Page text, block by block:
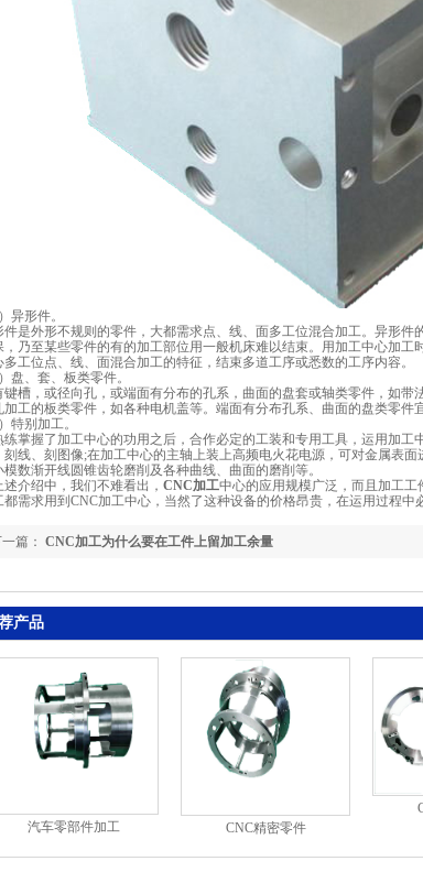
）异形件。
件是外形不规则的零件，大都需求点、线、面多工位混合加工。异形
，乃至某些零件的有的加工部位用一般机床难以结束。用加工中心加
多工位点、线、面混合加工的特征，结束多道工序或悉数的工序内容。
）盘、套、板类零件。
键槽，或径向孔，或端面有分布的孔系，曲面的盘套或轴类零件，如
加工的板类零件，如各种电机盖等。端面有分布孔系、曲面的盘类零件
）特别加工。
练掌握了加工中心的功用之后，合作必定的工装和专用工具，运用加工
刻线、刻图像;在加工中心的主轴上装上高频电火花电源，可对金属表
模数渐开线圆锥齿轮磨削及各种曲线、曲面的磨削等。
述介绍中，我们不难看出， CNC加工中心的应用规模广泛，而且加工
都需求用到CNC加工中心，当然了这种设备的价格昂贵，在运用过程中
篇： CNC加工为什么要在工件上留加工余量
产品
汽车零部件加工 CNC精密零件